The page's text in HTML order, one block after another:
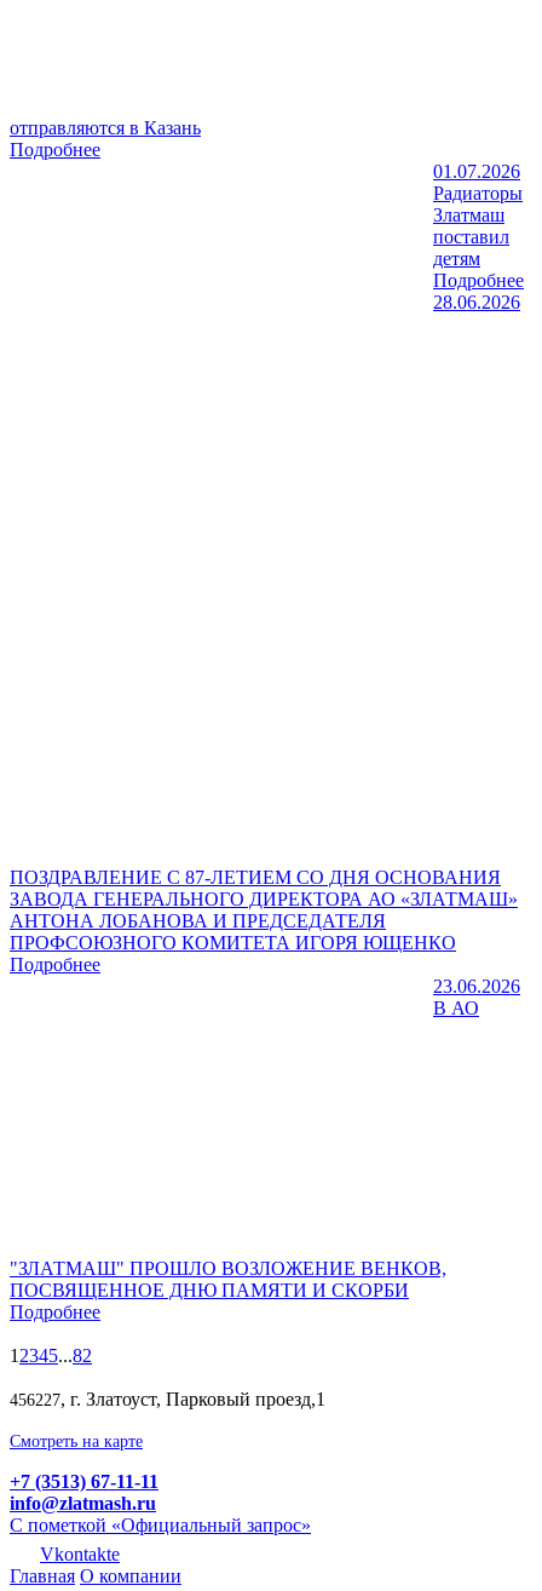
отправляются в Казань
Подробнее
01.07.2026
Радиаторы
Златмаш
поставил
детям
Подробнее
28.06.2026
ПОЗДРАВЛЕНИЕ С 87-ЛЕТИЕМ СО ДНЯ ОСНОВАНИЯ
ЗАВОДА ГЕНЕРАЛЬНОГО ДИРЕКТОРА АО «ЗЛАТМАШ»
АНТОНА ЛОБАНОВА И ПРЕДСЕДАТЕЛЯ
ПРОФСОЮЗНОГО КОМИТЕТА ИГОРЯ ЮЩЕНКО
Подробнее
23.06.2026
В АО
"ЗЛАТМАШ" ПРОШЛО ВОЗЛОЖЕНИЕ ВЕНКОВ,
ПОСВЯЩЕННОЕ ДНЮ ПАМЯТИ И СКОРБИ
Подробнее
1 2345...82
456227, г. Златоуст, Парковый проезд,1
Смотреть на карте
+7 (3513) 67-11-11
info@zlatmash.ru
С пометкой «Официальный запрос»
Vkontakte
Главная О компании